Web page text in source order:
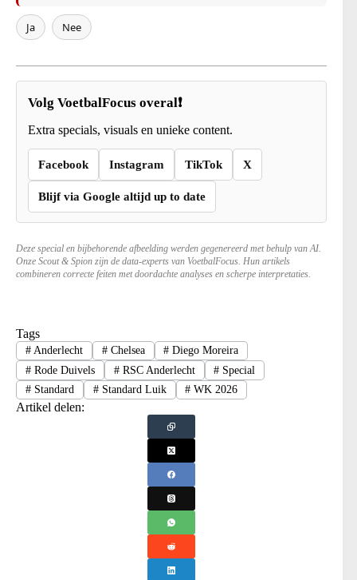
Ja Nee
Volg VoetbalFocus overal❗
Extra specials, visuals en unieke content.
Facebook Instagram TikTok X
Blijf via Google altijd up to date
Deze special en bijbehorende afbeelding werden gegenereerd met behulp van AI.
Onze Scout & Spion zijn de data-experts van VoetbalFocus. Hun artikels
combineren correcte feiten met doordachte analyses en scherpe interpretaties.
Tags
#Anderlecht #Chelsea # Diego Moreira
#Rode Duivels #RSC Anderlecht # Special
#Standard #Standard Luik # WK 2026
Artikel delen: